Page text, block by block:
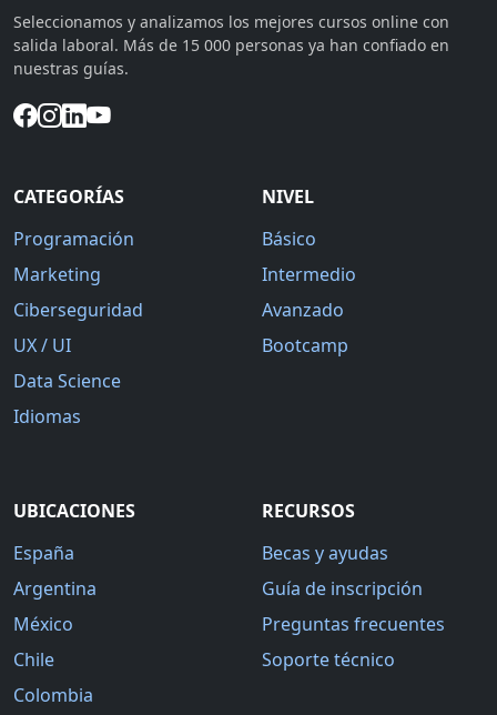
Seleccionamos y analizamos los mejores cursos online con
salida laboral. Más de 15 000 personas ya han confiado en
nuestras guías.
CATEGORÍAS
Programación
Marketing
Ciberseguridad
UX / UI
Data Science
Idiomas
NIVEL
Básico
Intermedio
Avanzado
Bootcamp
UBICACIONES
España
Argentina
México
Chile
Colombia
RECURSOS
Becas y ayudas
Guía de inscripción
Preguntas frecuentes
Soporte técnico